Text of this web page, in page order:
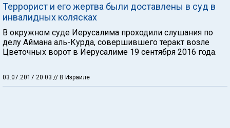
Террорист и его жертва были доставлены в суд в
инвалидных колясках
В окружном суде Иерусалима проходили слушания по
делу Аймана аль-Курда, совершившего теракт возле
Цветочных ворот в Иерусалиме 19 сентября 2016 года.
03.07.2017 20:03 // В Израиле